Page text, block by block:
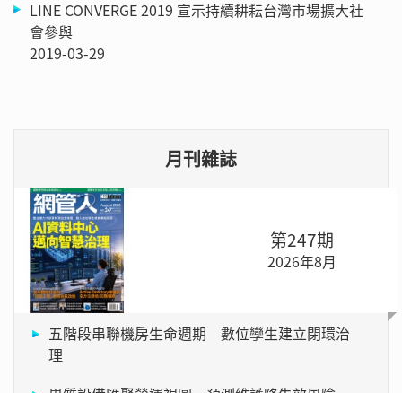
LINE CONVERGE 2019 宣示持續耕耘台灣市場擴大社
會參與
2019-03-29
月刊雜誌
第247期
2026年8月
五階段串聯機房生命週期 數位孿生建立閉環治
理